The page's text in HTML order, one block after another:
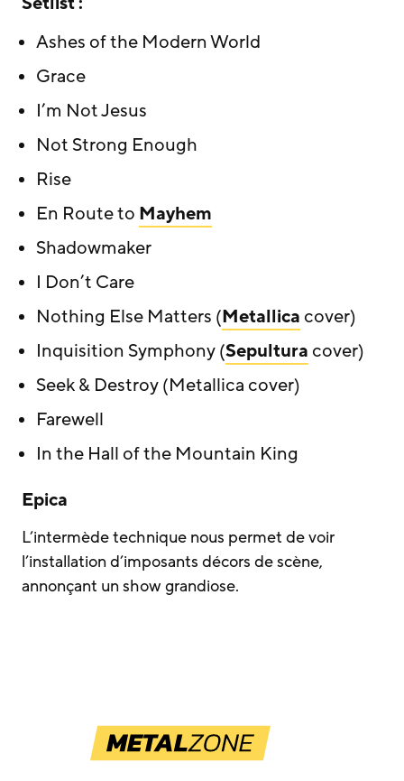
Ashes of the Modern World
Grace
I’m Not Jesus
Not Strong Enough
Rise
En Route to Mayhem
Shadowmaker
I Don’t Care
Nothing Else Matters (Metallica cover)
Inquisition Symphony (Sepultura cover)
Seek & Destroy (Metallica cover)
Farewell
In the Hall of the Mountain King
Epica
L’intermède technique nous permet de voir
l’installation d’imposants décors de scène,
annonçant un show grandiose.